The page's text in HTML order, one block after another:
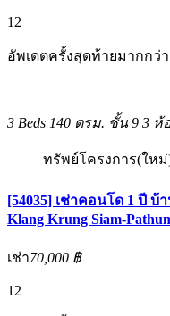
12
อัพเดตครั้งสุดท้ายมากกว่า
3 Beds 140 ตรม. ชั้น 9 3 ห้
ทรัพย์โครงการ(ใหม่
[54035] เช่าคอนโด 1 ปี บ้
Klang Krung Siam-
เช่า70,000 ฿
12